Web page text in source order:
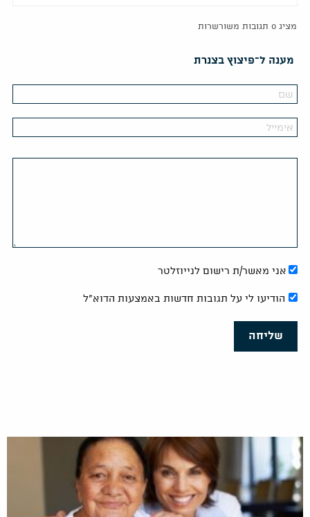
מציג 0 תגובות משורשרות
מענה ל־פיצוץ בצנרת
אני מאשר/ת רישום לנייוזלטר
הודיעו לי על תגובות חדשות באמצעות הדוא"ל
שליחה